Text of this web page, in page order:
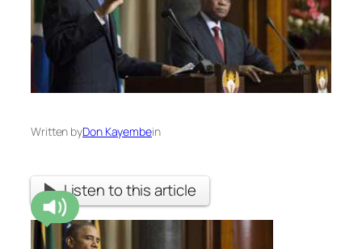
Written byDon Kayembein
Listen to this article